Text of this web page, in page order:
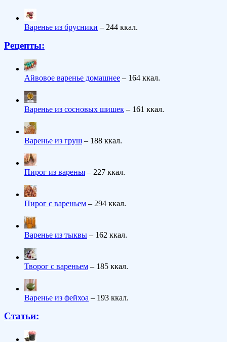
Варенье из брусники – 244 ккал.
Рецепты:
Айвовое варенье домашнее – 164 ккал.
Варенье из сосновых шишек – 161 ккал.
Варенье из груш – 188 ккал.
Пирог из варенья – 227 ккал.
Пирог с вареньем – 294 ккал.
Варенье из тыквы – 162 ккал.
Творог с вареньем – 185 ккал.
Варенье из фейхоа – 193 ккал.
Статьи: